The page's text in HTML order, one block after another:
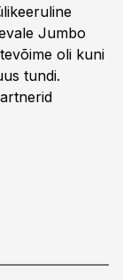
Jumbo
oli kuni
tundi.